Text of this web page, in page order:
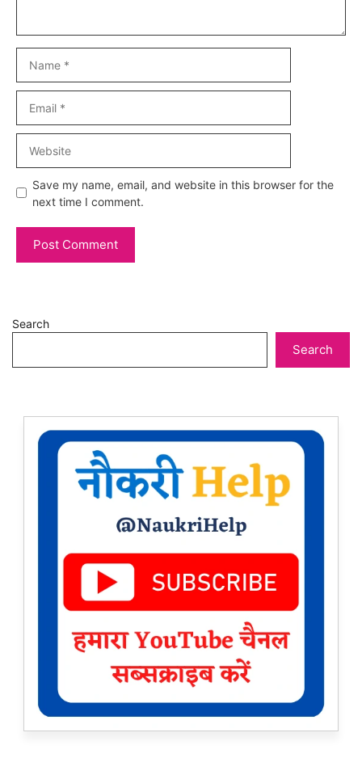
Save my name, email, and website in this browser for the
next time I comment.
Search
Search